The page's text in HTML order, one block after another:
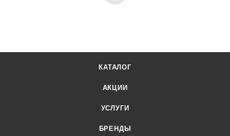
КАТАЛОГ
АКЦИИ
УСЛУГИ
БРЕНДЫ